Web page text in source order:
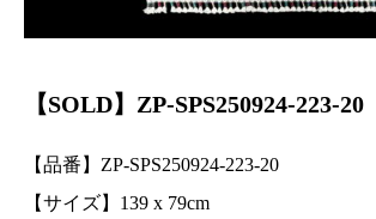
【SOLD】ZP-SPS250924-223-20
【品番】ZP-SPS250924-223-20
【サイズ】139 x 79cm